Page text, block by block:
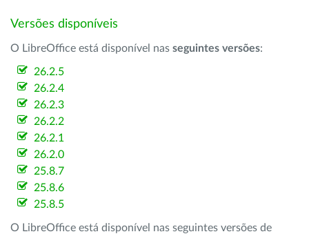
Versões disponíveis
O LibreOffice está disponível nas seguintes versões:
26.2.5
26.2.4
26.2.3
26.2.2
26.2.1
26.2.0
25.8.7
25.8.6
25.8.5
O LibreOffice está disponível nas seguintes versões de